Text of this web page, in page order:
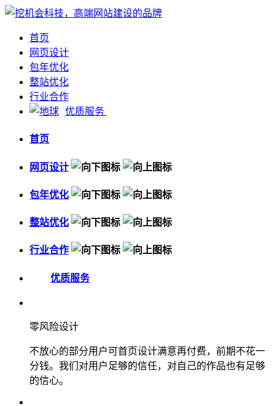
首页
网页设计
包年优化
整站优化
行业合作
优质服务
首页
网页设计
包年优化
整站优化
行业合作
优质服务
零风险设计
不放心的部分用户可首页设计满意再付费，前期不花一
分钱。我们对用户足够的信任，对自己的作品也有足够
的信心。